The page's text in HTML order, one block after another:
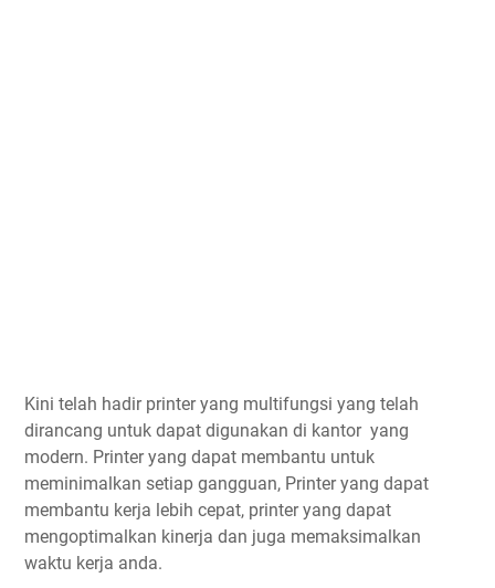
Kini telah hadir printer yang multifungsi yang telah
dirancang untuk dapat digunakan di kantor yang
modern. Printer yang dapat membantu untuk
meminimalkan setiap gangguan, Printer yang dapat
membantu kerja lebih cepat, printer yang dapat
mengoptimalkan kinerja dan juga memaksimalkan
waktu kerja anda.